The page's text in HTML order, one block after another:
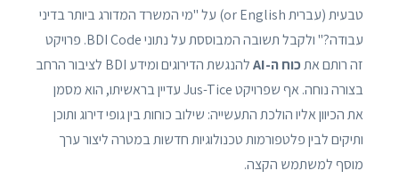
טבעית (עברית or English) על "מי המשרד המדורג ביותר בדיני
עבודה?" ולקבל תשובה המבוססת על נתוני BDI Code. פרויקט
זה רותם אתכוח ה-AI
להנגשת הדירוגים ומידע BDI לציבור הרחב
בצורה נוחה. אף שפרויקט Jus-Tice עדיין בראשיתו, הוא מסמן
את הכיוון אליו הולכת התעשייה: שילוב כוחות בין גופי דירוג ותוכן
ותיקים לבין פלטפורמות טכנולוגיות חדשות במטרה ליצור ערך
מוסף למשתמש הקצה.